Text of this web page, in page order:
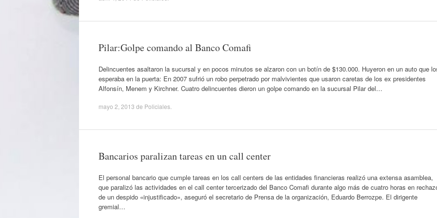
Pilar:Golpe comando al Banco Comafi
Delincuentes asaltaron la sucursal y en pocos minutos se alzaron con un botín de $130.000. Huyeron en un auto que
esperaba en la puerta: En 2007 sufrió un robo perpetrado por malvivientes que usaron caretas de los ex presidentes
Alfonsín, Menem y Kirchner. Cuatro delincuentes dieron un golpe comando en la sucursal Pilar del…
mayo 2, 2013 de Policiales
Bancarios paralizan tareas en un call center
El personal bancario que cumple tareas en los call centers de las entidades financieras realizó una extensa asamblea,
que paralizó las actividades en el call center tercerizado del Banco Comafi durante algo más de cuatro horas en
de un despido «injustificado», aseguró el secretario de Prensa de la organización, Eduardo Berrozpe. El dirigente
gremial…